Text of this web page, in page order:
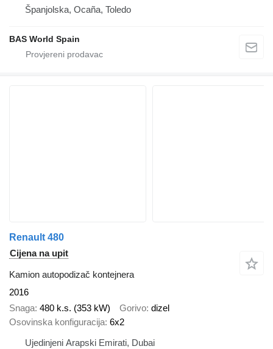
Španjolska, Ocaña, Toledo
BAS World Spain
Renault 480
Cijena na upit
Kamion autopodizač kontejnera
2016
Snaga 480 k.s. (353 kW) Gorivo dizel
Osovinska konfiguracija 6x2
Ujedinjeni Arapski Emirati, Dubai